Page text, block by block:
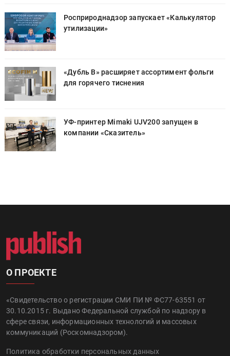
Росприроднадзор запускает «Калькулятор
утилизации»
«Дубль В» расширяет ассортимент фольги
для горячего тиснения
УФ-принтер Mimaki UJV200 запущен в
компании «Сказитель»
О ПРОЕКТЕ
«Свидетельство о регистрации СМИ ПИ № ФС77-63551 от
30.10.2015 г. Выдано Федеральной службой по надзору в
сфере связи, информационных технологий и массовых
коммуникаций (Роскомнадзором).
Политика обработки персональных данных